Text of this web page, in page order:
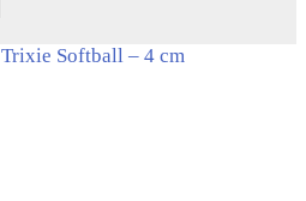
Trixie Softball – 4 cm